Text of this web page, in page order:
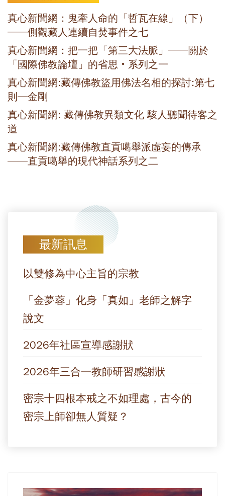
真心新聞網：鬼牽人命的「哲瓦在線」（下）
──側觀藏人連續自焚事件之七
真心新聞網：把一把「第三大法脈」──關於
「國際佛教論壇」的省思‧系列之一
真心新聞網:藏傳佛教盜用佛法名相的探討:第七
則─金剛
真心新聞網: 藏傳佛教異類文化 駭人聽聞待客之
道
真心新聞網:藏傳佛教直貢噶舉派虛妄的傳承
——直貢噶舉的現代神話系列之二
最新訊息
以雙修為中心主旨的宗教
「金夢蓉」化身「真如」老師之解字
說文
2026年社區宣導感謝狀
2026年三合一教師研習感謝狀
密宗十四根本戒之不如理處，古今的
密宗上師卻無人質疑？